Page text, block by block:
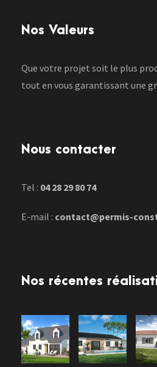
Nos Valeurs
Que votre projet soit le plus
tout en vous garantissant une
Nous contacter
Tel : 04 28 29 80 74
E-mail : contact@permis-
Nos récentes